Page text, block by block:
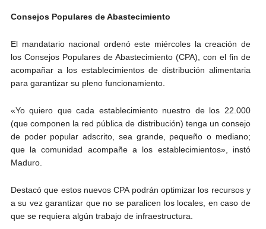
Consejos Populares de Abastecimiento
El mandatario nacional ordenó este miércoles la creación de
los Consejos Populares de Abastecimiento (CPA), con el fin de
acompañar a los establecimientos de distribución alimentaria
para garantizar su pleno funcionamiento.
«Yo quiero que cada establecimiento nuestro de los 22.000
(que componen la red pública de distribución) tenga un consejo
de poder popular adscrito, sea grande, pequeño o mediano;
que la comunidad acompañe a los establecimientos», instó
Maduro.
Destacó que estos nuevos CPA podrán optimizar los recursos y
a su vez garantizar que no se paralicen los locales, en caso de
que se requiera algún trabajo de infraestructura.